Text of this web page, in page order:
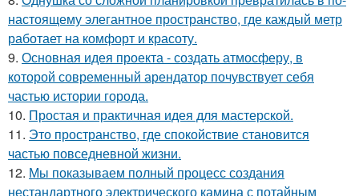
настоящему элегантное пространство, где каждый метр
работает на комфорт и красоту.
9. Основная идея проекта - создать атмосферу, в
которой современный арендатор почувствует себя
частью истории города.
10. Простая и практичная идея для мастерской.
11. Это пространство, где спокойствие становится
частью повседневной жизни.
12. Мы показываем полный процесс создания
нестандартного электрического камина с потайным